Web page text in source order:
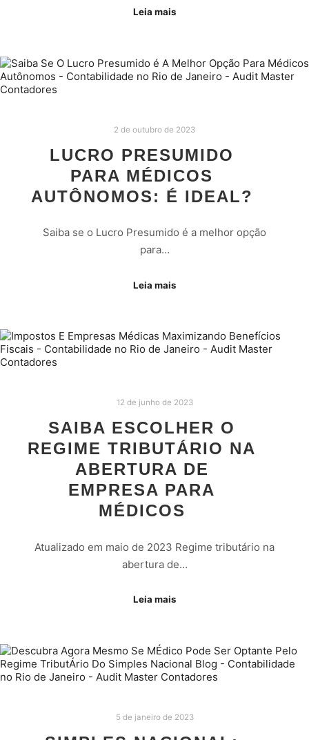
Leia mais
2 de outubro de 2023
LUCRO PRESUMIDO
PARA MÉDICOS
AUTÔNOMOS: É IDEAL?
Saiba se o Lucro Presumido é a melhor opção
para…
Leia mais
12 de junho de 2023
SAIBA ESCOLHER O
REGIME TRIBUTÁRIO NA
ABERTURA DE
EMPRESA PARA
MÉDICOS
Atualizado em maio de 2023 Regime tributário na
abertura de…
Leia mais
5 de janeiro de 2023